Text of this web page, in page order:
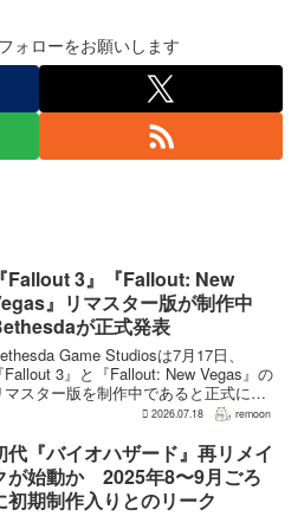
ォローをお願いします
『Fallout 3』『Fallout: New
』リマスター版が制作中
が正式発表
Game Studiosは7月17日、
『Fallout 3』と『Fallout: New Vegas』の
マスター版を制作中であると正式に発
表した。同社は今後のプロジェクトを紹
過去の『...
2026.07.18 remoon
代『バイオハザード』再リメイ
が始動か 2025年8〜9月ごろ
初期制作入りとのリーク